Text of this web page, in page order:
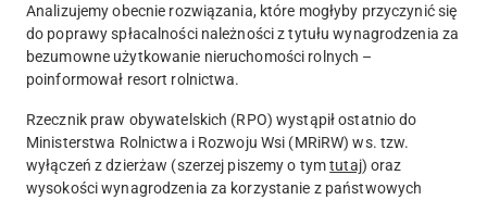
Analizujemy obecnie rozwiązania, które mogłyby przyczynić się
do poprawy spłacalności należności z tytułu wynagrodzenia za
bezumowne użytkowanie nieruchomości rolnych –
poinformował resort rolnictwa.
Rzecznik praw obywatelskich (RPO) wystąpił ostatnio do
Ministerstwa Rolnictwa i Rozwoju Wsi (MRiRW) ws. tzw.
wyłączeń z dzierżaw (szerzej piszemy o tymtutaj) oraz
wysokości wynagrodzenia za korzystanie z państwowych